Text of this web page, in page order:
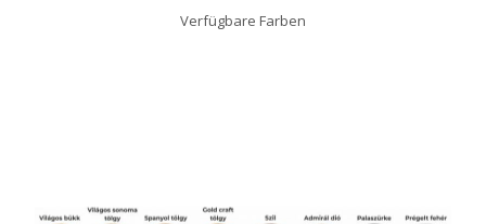
Verfügbare Farben